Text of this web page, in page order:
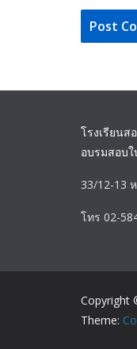
โรงเรียน
อบรมสอบ
33/12-13
โทร 02-
Copyright
Theme: